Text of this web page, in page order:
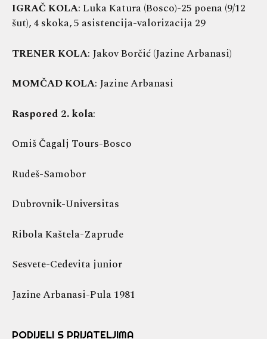
IGRAČ KOLA: Luka Katura (Bosco)-25 poena (9/12
šut), 4 skoka, 5 asistencija-valorizacija 29
TRENER KOLA: Jakov Borčić (Jazine Arbanasi)
MOMČAD KOLA: Jazine Arbanasi
Raspored 2. kola:
Omiš Čagalj Tours-Bosco
Rudeš-Samobor
Dubrovnik-Universitas
Ribola Kaštela-Zapruđe
Sesvete-Cedevita junior
Jazine Arbanasi-Pula 1981
PODIJELI S PRIJATELJIMA